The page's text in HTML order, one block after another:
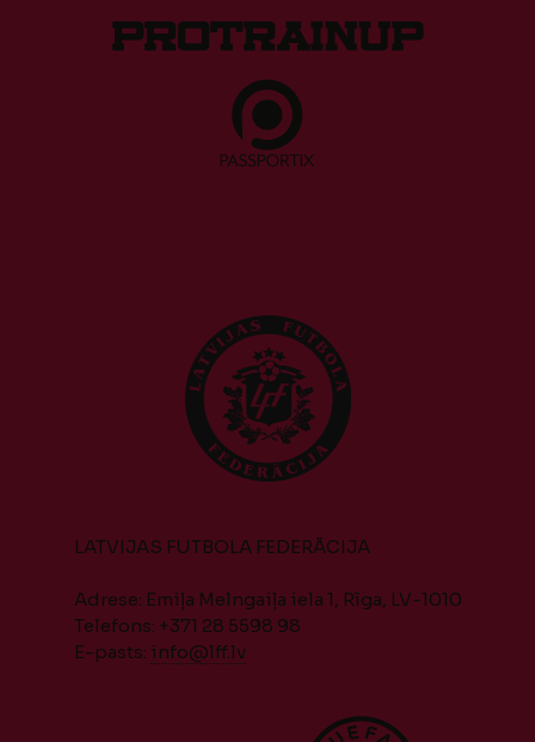
LATVIJAS FUTBOLA FEDERĀCIJA
Adrese: Emiļa Melngaiļa iela 1, Rīga, LV-1010
Telefons: +371 28 5598 98
E-pasts: info@lff.lv